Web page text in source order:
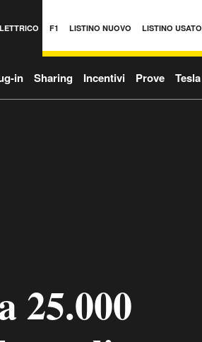
F1 LISTINO NUOVO LISTINO USATO
in Sharing Incentivi Prove Tesla
25.000